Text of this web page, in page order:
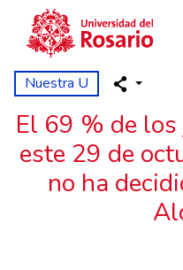
Pasar al contenido principal
Nuestra U
El 69 % de
este 29 de
no ha